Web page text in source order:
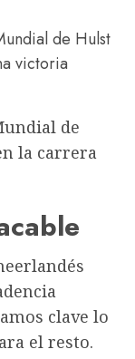
de Hulst
victoria
de
la carrera
clave lo
el resto.